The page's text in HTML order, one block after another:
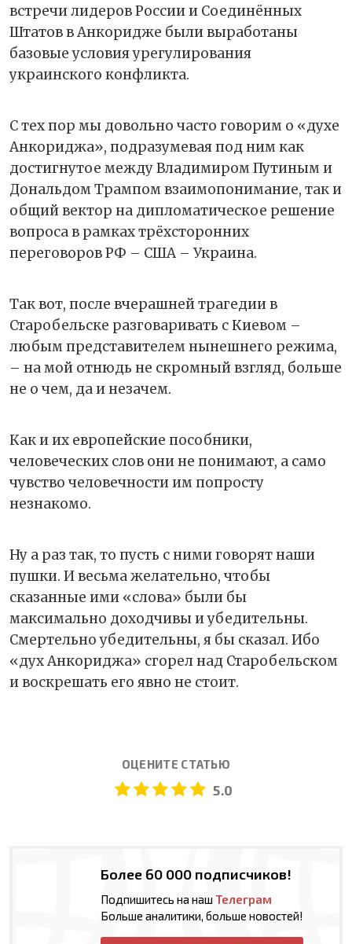
встречи лидеров России и Соединённых
Штатов в Анкоридже были выработаны
базовые условия урегулирования
украинского конфликта.
С тех пор мы довольно часто говорим о «духе
Анкориджа», подразумевая под ним как
достигнутое между Владимиром Путиным и
Дональдом Трампом взаимопонимание, так и
общий вектор на дипломатическое решение
вопроса в рамках трёхсторонних
переговоров РФ – США – Украина.
Так вот, после вчерашней трагедии в
Старобельске разговаривать с Киевом –
любым представителем нынешнего режима,
– на мой отнюдь не скромный взгляд, больше
не о чем, да и незачем.
Как и их европейские пособники,
человеческих слов они не понимают, а само
чувство человечности им попросту
незнакомо.
Ну а раз так, то пусть с ними говорят наши
пушки. И весьма желательно, чтобы
сказанные ими «слова» были бы
максимально доходчивы и убедительны.
Смертельно убедительны, я бы сказал. Ибо
«дух Анкориджа» сгорел над Старобельском
и воскрешать его явно не стоит.
ОЦЕНИТЕ СТАТЬЮ
5.0
Более 60 000 подписчиков!
Подпишитесь на наш Телеграм
Больше аналитики, больше новостей!